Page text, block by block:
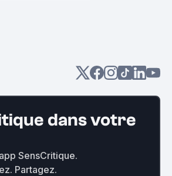
dans votre
SensCritique.
Partagez.